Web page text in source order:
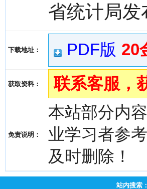
省统计局
下载地址： PDF版 20
获取资料： 联系客服，
免责说明：
本站部分内
业学习者参
及时删除！
站内搜索：